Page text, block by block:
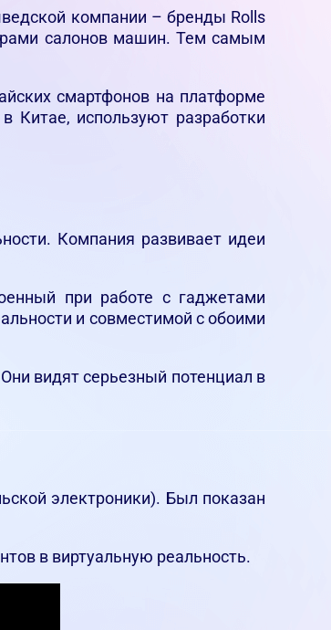
компании – бренды Rolls
салонов машин. Тем самым
смартфонов на платформе
Китае, используют разработки
Компания развивает идеи
при работе с гаджетами
и совместимой с обоими
видят серьезный потенциал в
электроники). Был показан
в виртуальную реальность.